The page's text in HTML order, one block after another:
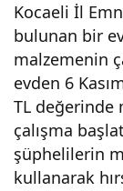
Kocaeli İl
bulunan bir
malzemenin
evden 6
TL değerinde
çalışma
şüphelilerin
kullanarak
Şüp
heli
Tut